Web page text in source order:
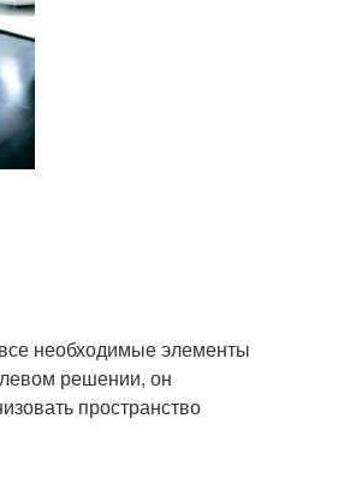
необходимые элементы
решении, он
пространство